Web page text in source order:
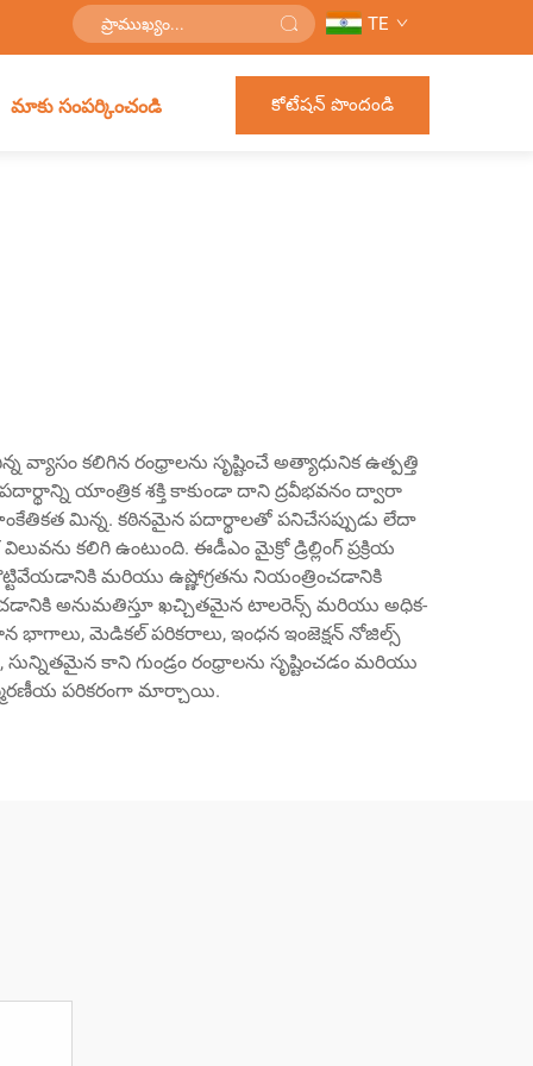
TE
మాకు సంపర్కించండి కోటేషన్ పొందండి
కలిగిన రంధ్రాలను సృష్టించే అత్యాధునిక ఉత్పత్తి
యాంత్రిక శక్తి కాకుండా దాని ద్రవీభవనం ద్వారా
మిన్న. కఠినమైన పదార్థాలతో పనిచేసప్పుడు లేదా
కలిగి ఉంటుంది. ఈడీఎం మైక్రో డ్రిల్లింగ్ ప్రక్రియ
మరియు ఉష్ణోగ్రతను నియంత్రించడానికి
అనుమతిస్తూ ఖచ్చితమైన టాలరెన్స్ మరియు అధిక-
మెడికల్ పరికరాలు, ఇంధన ఇంజెక్షన్ నోజిల్స్
కాని గుండ్రం రంధ్రాలను సృష్టించడం మరియు
పరికరంగా మార్చాయి.